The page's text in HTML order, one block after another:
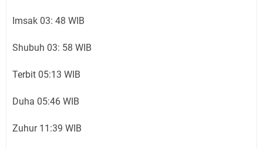
Imsak 03: 48 WIB
Shubuh 03: 58 WIB
Terbit 05:13 WIB
Duha 05:46 WIB
Zuhur 11:39 WIB